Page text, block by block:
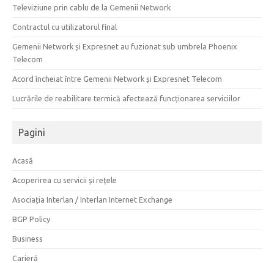
Televiziune prin cablu de la Gemenii Network
Contractul cu utilizatorul final
Gemenii Network și Expresnet au fuzionat sub umbrela Phoenix
Telecom
Acord încheiat între Gemenii Network și Expresnet Telecom
Lucrările de reabilitare termică afectează funcționarea serviciilor
Pagini
Acasă
Acoperirea cu servicii și rețele
Asociația Interlan / Interlan Internet Exchange
BGP Policy
Business
Carieră